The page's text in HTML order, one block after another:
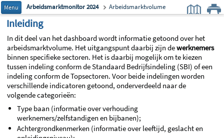
Menu Arbeidsmarktmonitor 2024 Arbeidsmarktvolume
Inleiding
In dit deel van het dashboard wordt informatie getoond over het
arbeidsmarktvolume. Het uitgangspunt daarbij zijn dewerknemers
binnen specifieke sectoren. Het is daarbij mogelijk om te kiezen
tussen indeling conform de Standaard Bedrijfsindeling (SBI) of een
indeling conform de Topsectoren. Voor beide indelingen worden
verschillende indicatoren getoond, onderverdeeld naar de
volgende categorieën:
Type baan (informatie over verhouding
werknemers/zelfstandigen en bijbanen);
Achtergrondkenmerken (informatie over leeftijd, geslacht en